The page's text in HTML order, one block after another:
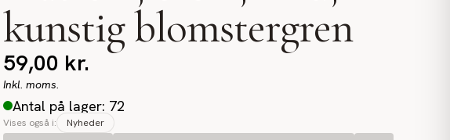
kunstig blomstergren
59,00 kr.
Inkl. moms.
Antal på lager: 72
Vises også i: Nyheder